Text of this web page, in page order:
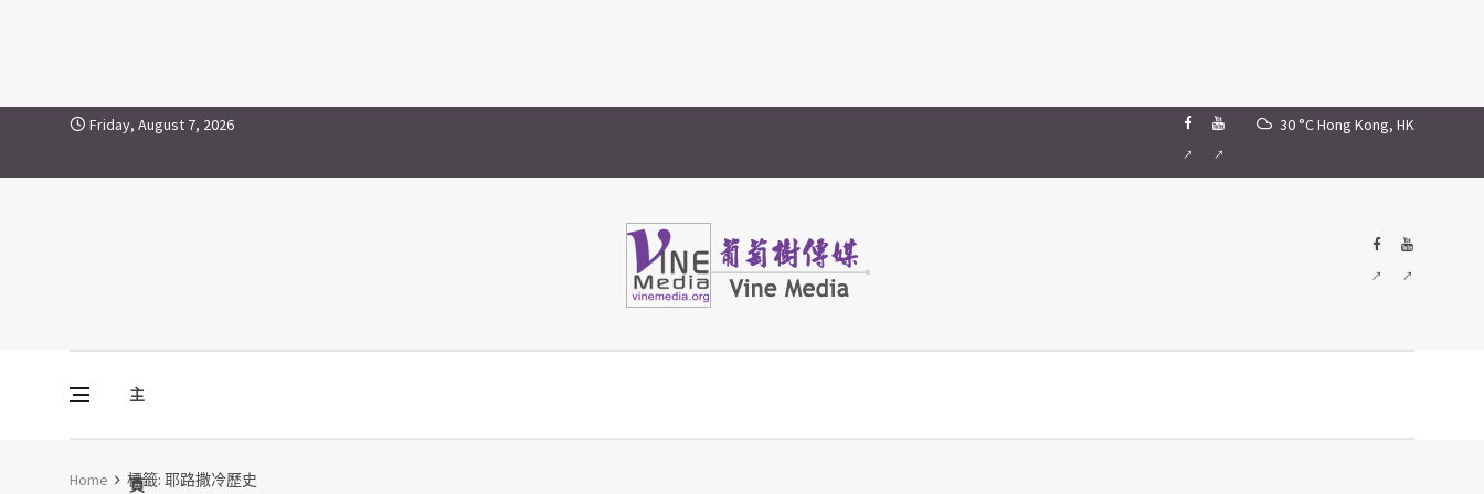
Skip to content
耶路撒冷歷史
Friday, August 7, 2026 30 °CHong Kong, HK
主
頁
Vine Media
葡萄樹傳媒
Home 標籤: 耶路撒冷歷史